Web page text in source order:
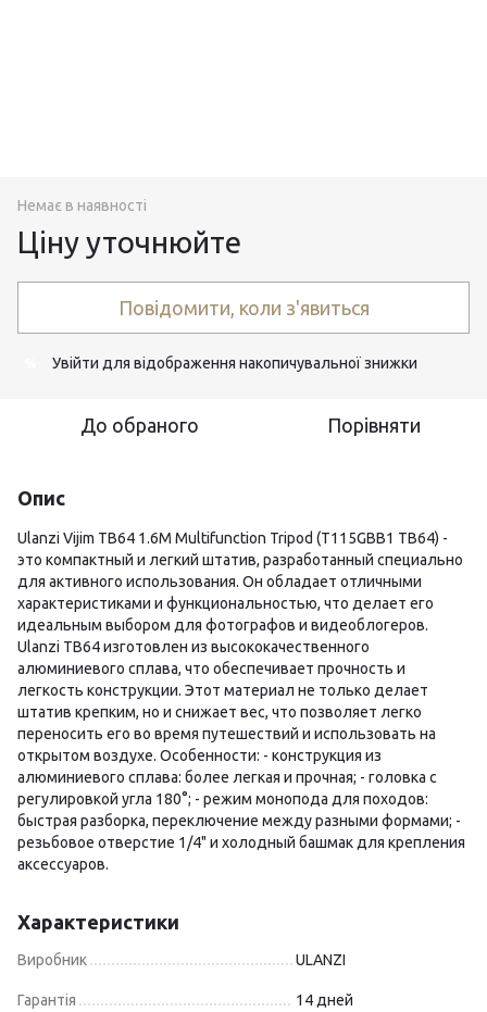
Немає в наявності
Ціну уточнюйте
Повідомити, коли з'явиться
Увійти для відображення накопичувальної знижки
До обраного Порівняти
Опис
Ulanzi Vijim TB64 1.6M Multifunction Tripod (T115GBB1 TB64) -
это компактный и легкий штатив, разработанный специально
для активного использования. Он обладает отличными
характеристиками и функциональностью, что делает его
идеальным выбором для фотографов и видеоблогеров.
Ulanzi TB64 изготовлен из высококачественного
алюминиевого сплава, что обеспечивает прочность и
легкость конструкции. Этот материал не только делает
штатив крепким, но и снижает вес, что позволяет легко
переносить его во время путешествий и использовать на
открытом воздухе. Особенности: - конструкция из
алюминиевого сплава: более легкая и прочная; - головка с
регулировкой угла 180°; - режим монопода для походов:
быстрая разборка, переключение между разными формами; -
резьбовое отверстие 1/4" и холодный башмак для крепления
аксессуаров.
Характеристики
Виробник ULANZI
Гарантія 14 дней